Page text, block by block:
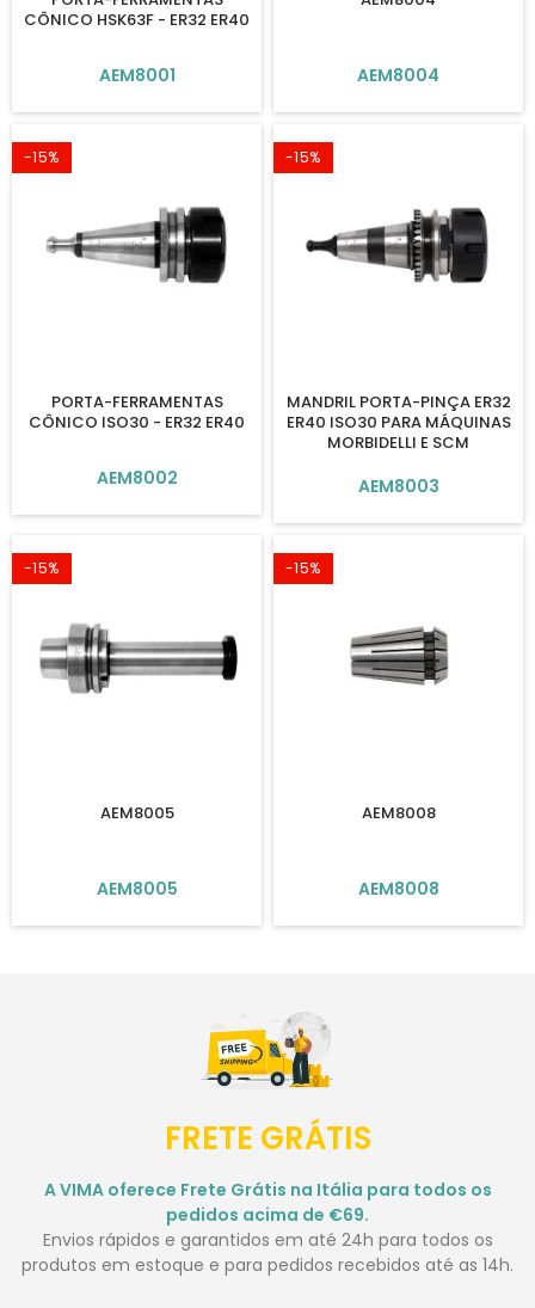
CÔNICO HSK63F - ER32 ER40
AEM8001 AEM8004
-15%
PORTA-FERRAMENTAS
CÔNICO ISO30 - ER32 ER40
AEM8002
-15%
MANDRIL PORTA-PINÇA ER32
ER40 ISO30 PARA MÁQUINAS
MORBIDELLI E SCM
AEM8003
-15%
AEM8005
AEM8005
-15%
AEM8008
AEM8008
FRETE GRÁTIS
A VIMA oferece Frete Grátis na Itália para todos os
pedidos acima de €69.
Envios rápidos e garantidos em até 24h para todos os
produtos em estoque e para pedidos recebidos até as 14h.